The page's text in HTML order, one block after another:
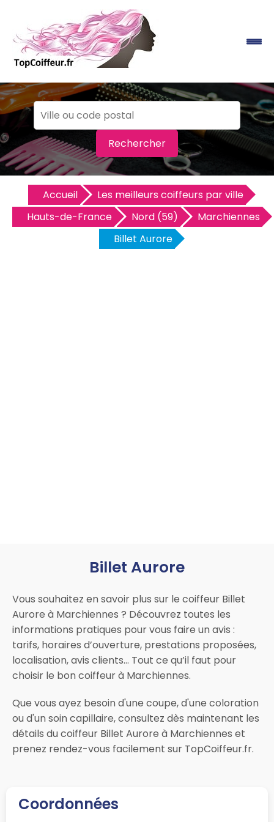
Rechercher
Accueil
Les meilleurs coiffeurs par ville
Hauts-de-France
Nord (59)
Marchiennes
Billet Aurore
Billet Aurore
Vous souhaitez en savoir plus sur le coiffeur Billet
Aurore à Marchiennes ? Découvrez toutes les
informations pratiques pour vous faire un avis :
tarifs, horaires d’ouverture, prestations proposées,
localisation, avis clients… Tout ce qu’il faut pour
choisir le bon coiffeur à Marchiennes.
Que vous ayez besoin d'une coupe, d'une coloration
ou d'un soin capillaire, consultez dès maintenant les
détails du coiffeur Billet Aurore à Marchiennes et
prenez rendez-vous facilement sur TopCoiffeur.fr.
Coordonnées